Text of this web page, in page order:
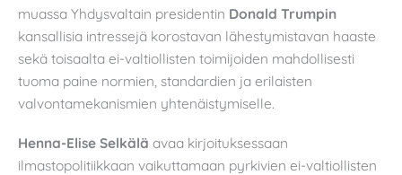
muassa Yhdysvaltain presidentin Donald Trumpin
kansallisia intressejä korostavan lähestymistavan haaste
sekä toisaalta ei-valtiollisten toimijoiden mahdollisesti
tuoma paine normien, standardien ja erilaisten
valvontamekanismien yhtenäistymiselle.
Henna-Elise Selkälä avaa kirjoituksessaan
ilmastopolitiikkaan vaikuttamaan pyrkivien ei-valtiollisten